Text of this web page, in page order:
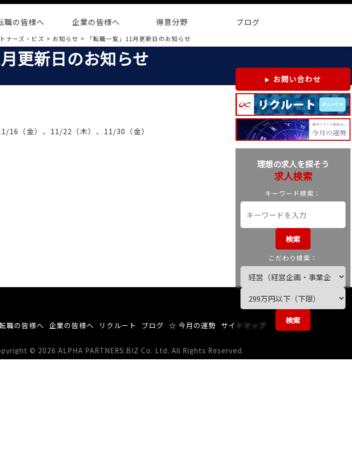
職の皆様へ 企業の皆様へ 得意分野 ブログ
ナーズ・ビズ > お知らせ > 「転職一覧」11月更新日のお知らせ
更新日のお知らせ
16（金）、11/22（木）、11/30（金）
お問い合わせ
理想の求人を探そう
求人検索
キーワード検索：
検索
こだわり検索：
検索
職の皆様へ 企業の皆様へ リクルート ブログ ☆ 今月の運勢 サイトマップ
© 2026 ALPHA PARTNERS.BIZ Co. Ltd. All Rights Reserved.